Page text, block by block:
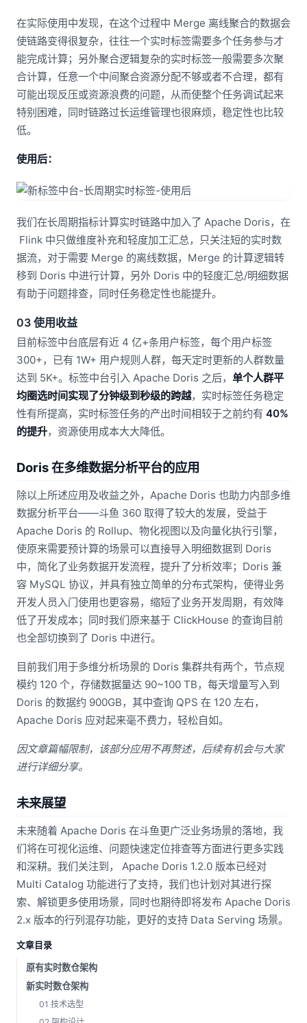
在实际使用中发现，在这个过程中 Merge 离线聚合的数据会
使链路变得很复杂，往往一个实时标签需要多个任务参与才
能完成计算；另外聚合逻辑复杂的实时标签一般需要多次聚
合计算，任意一个中间聚合资源分配不够或者不合理，都有
可能出现反压或资源浪费的问题，从而使整个任务调试起来
特别困难，同时链路过长运维管理也很麻烦，稳定性也比较
低。
使用后：
我们在长周期指标计算实时链路中加入了 Apache Doris，在
Flink 中只做维度补充和轻度加工汇总，只关注短的实时数
据流，对于需要 Merge 的离线数据，Merge 的计算逻辑转
移到 Doris 中进行计算，另外 Doris 中的轻度汇总/明细数据
有助于问题排查，同时任务稳定性也能提升。
03 使用收益
目前标签中台底层有近 4 亿+条用户标签，每个用户标签
300+，已有 1W+ 用户规则人群，每天定时更新的人群数量
达到 5K+。标签中台引入 Apache Doris 之后， 单个人群平
均圈选时间实现了分钟级到秒级的跨越，实时标签任务稳定
性有所提高，实时标签任务的产出时间相较于之前约有 40%
的提升，资源使用成本大大降低。
Doris 在多维数据分析平台的应用
除以上所述应用及收益之外，Apache Doris 也助力内部多维
数据分析平台——斗鱼 360 取得了较大的发展，受益于
Apache Doris 的 Rollup、物化视图以及向量化执行引擎，
使原来需要预计算的场景可以直接导入明细数据到 Doris
中，简化了业务数据开发流程，提升了分析效率；Doris 兼
容 MySQL 协议，并具有独立简单的分布式架构，使得业务
开发人员入门使用也更容易，缩短了业务开发周期，有效降
低了开发成本；同时我们原来基于 ClickHouse 的查询目前
也全部切换到了 Doris 中进行。
目前我们用于多维分析场景的 Doris 集群共有两个，节点规
模约 120 个，存储数据量达 90~100 TB，每天增量写入到
Doris 的数据约 900GB，其中查询 QPS 在 120 左右，
Apache Doris 应对起来毫不费力，轻松自如。
因文章篇幅限制，该部分应用不再赘述，后续有机会与大家
进行详细分享。
未来展望
未来随着 Apache Doris 在斗鱼更广泛业务场景的落地，我
们将在可视化运维、问题快速定位排查等方面进行更多实践
和深耕。我们关注到， Apache Doris 1.2.0 版本已经对
Multi Catalog 功能进行了支持，我们也计划对其进行探
索、解锁更多使用场景，同时也期待即将发布 Apache Doris
2.x 版本的行列混存功能，更好的支持 Data Serving 场景。
文章目录
原有实时数仓架构
新实时数仓架构
01 技术选型